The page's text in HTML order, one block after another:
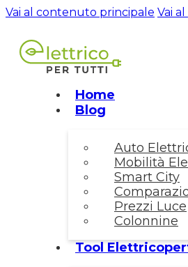
Vai al contenuto principale Vai
Home
Blog
Auto
Mobilità
Smart City
Prezzi Luce
Colonnine
Tool